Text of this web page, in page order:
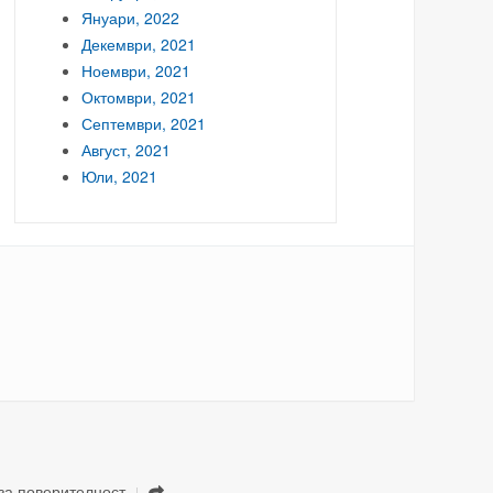
Януари, 2022
Декември, 2021
Ноември, 2021
Октомври, 2021
Септември, 2021
Август, 2021
Юли, 2021